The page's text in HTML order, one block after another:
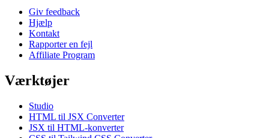
Giv feedback
Hjælp
Kontakt
Rapporter en fejl
Affiliate Program
Værktøjer
Studio
HTML til JSX Converter
JSX til HTML-konverter